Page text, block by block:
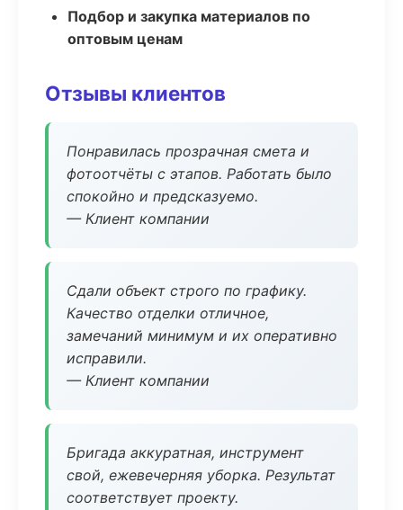
Подбор и закупка материалов по
оптовым ценам
Отзывы клиентов
Понравилась прозрачная смета и
фотоотчёты с этапов. Работать было
спокойно и предсказуемо.
— Клиент компании
Сдали объект строго по графику.
Качество отделки отличное,
замечаний минимум и их оперативно
исправили.
— Клиент компании
Бригада аккуратная, инструмент
свой, ежевечерняя уборка. Результат
соответствует проекту.